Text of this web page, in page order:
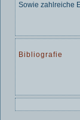
Sowie zahlreiche
Bibliografie